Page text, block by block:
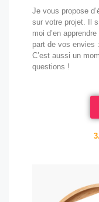
Je vous propose
sur votre projet. Il
moi d’en
part de vos envies
C’est aussi un
questions !